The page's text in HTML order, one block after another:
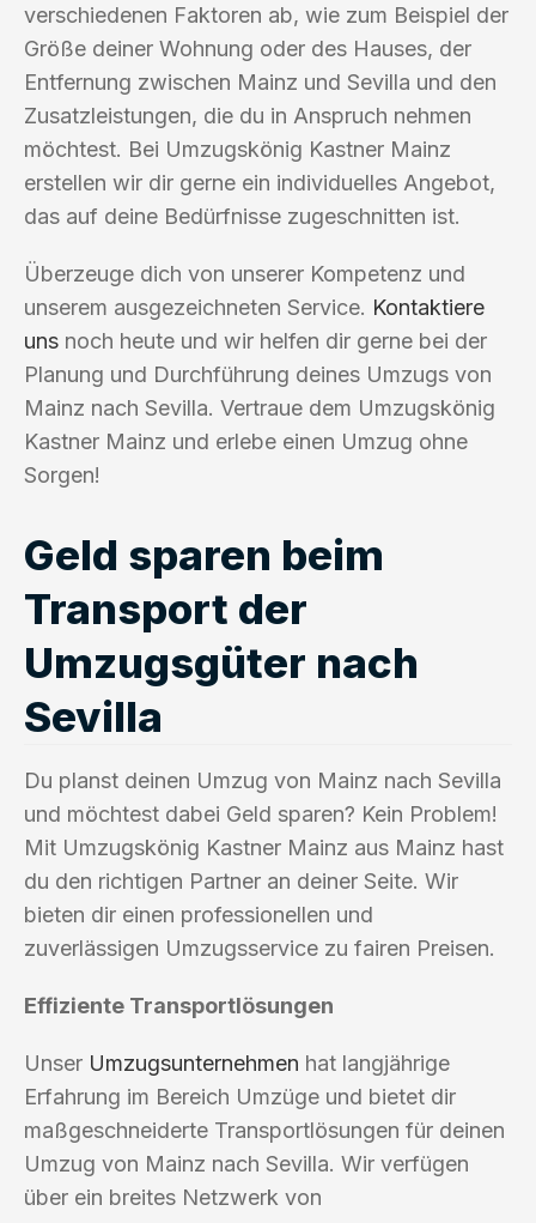
verschiedenen Faktoren ab, wie zum Beispiel der
Größe deiner Wohnung oder des Hauses, der
Entfernung zwischen Mainz und Sevilla und den
Zusatzleistungen, die du in Anspruch nehmen
möchtest. Bei Umzugskönig Kastner Mainz
erstellen wir dir gerne ein individuelles Angebot,
das auf deine Bedürfnisse zugeschnitten ist.
Überzeuge dich von unserer Kompetenz und
unserem ausgezeichneten Service. Kontaktiere
uns noch heute und wir helfen dir gerne bei der
Planung und Durchführung deines Umzugs von
Mainz nach Sevilla. Vertraue dem Umzugskönig
Kastner Mainz und erlebe einen Umzug ohne
Sorgen!
Geld sparen beim
Transport der
Umzugsgüter nach
Sevilla
Du planst deinen Umzug von Mainz nach Sevilla
und möchtest dabei Geld sparen? Kein Problem!
Mit Umzugskönig Kastner Mainz aus Mainz hast
du den richtigen Partner an deiner Seite. Wir
bieten dir einen professionellen und
zuverlässigen Umzugsservice zu fairen Preisen.
Effiziente Transportlösungen
Unser Umzugsunternehmen hat langjährige
Erfahrung im Bereich Umzüge und bietet dir
maßgeschneiderte Transportlösungen für deinen
Umzug von Mainz nach Sevilla. Wir verfügen
über ein breites Netzwerk von